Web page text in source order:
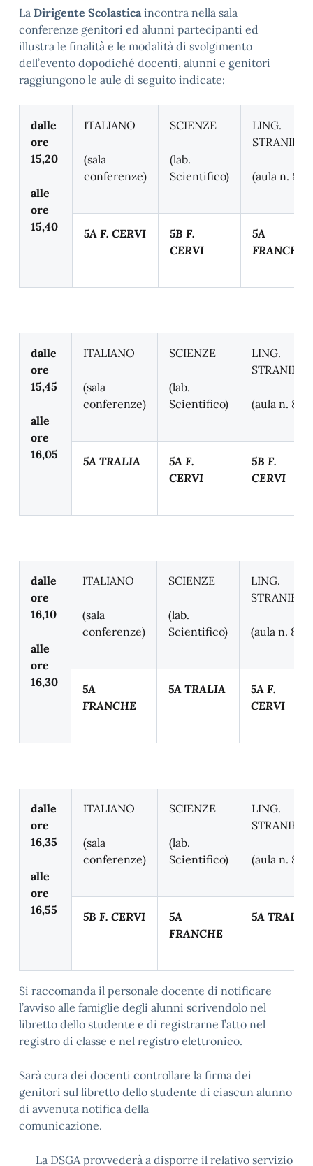
La Dirigente Scolasticaincontra nella sala
conferenze genitori ed alunni partecipanti ed
illustra le finalità e le modalità di svolgimento
dell’evento dopodiché docenti, alunni e genitori
raggiungono le aule di seguito indicate:
dalle
ore
15,20
alle
ore
15,40
ITALIANO
(sala
conferenze)
SCIENZE
(lab.
Scientifico)
LING.
STRANIERE
(aula n. 8)
5A F. CERVI
5B F.
CERVI
5A
FRANCHE
dalle
ore
15,45
alle
ore
16,05
ITALIANO
(sala
conferenze)
SCIENZE
(lab.
Scientifico)
LING.
STRANIERE
(aula n. 8)
5A TRALIA
5A F.
CERVI
5B F.
CERVI
dalle
ore
16,10
alle
ore
16,30
ITALIANO
(sala
conferenze)
SCIENZE
(lab.
Scientifico)
LING.
STRANIERE
(aula n. 8)
5A
FRANCHE
5A TRALIA
5A F.
CERVI
dalle
ore
16,35
alle
ore
16,55
ITALIANO
(sala
conferenze)
SCIENZE
(lab.
Scientifico)
LING.
STRANIERE
(aula n. 8)
5B F. CERVI
5A
FRANCHE
5A TRALIA
Si raccomanda il personale docente di notificare
l’avviso alle famiglie degli alunni scrivendolo nel
libretto dello studente e di registrarne l’atto nel
registro di classe e nel registro elettronico.
Sarà cura dei docenti controllare la firma dei
genitori sul libretto dello studente di ciascun alunno
di avvenuta notifica della
La DSGA provvederà a disporre il relativo servizio